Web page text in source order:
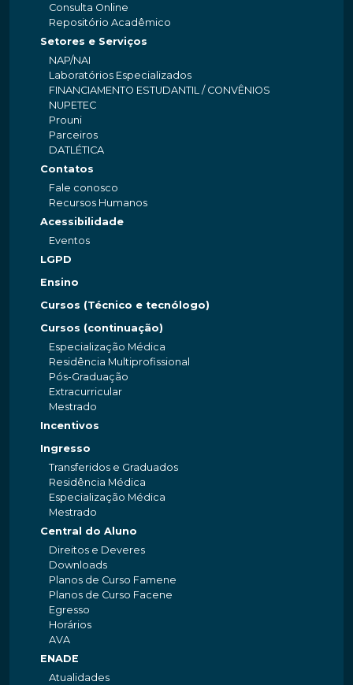
Consulta Online
Repositório Acadêmico
Setores e Serviços
NAP/NAI
Laboratórios Especializados
FINANCIAMENTO ESTUDANTIL / CONVÊNIOS
NUPETEC
Prouni
Parceiros
DATLÉTICA
Contatos
Fale conosco
Recursos Humanos
Acessibilidade
Eventos
LGPD
Ensino
Cursos (Técnico e tecnólogo)
Cursos (continuação)
Especialização Médica
Residência Multiprofissional
Pós-Graduação
Extracurricular
Mestrado
Incentivos
Ingresso
Transferidos e Graduados
Residência Médica
Especialização Médica
Mestrado
Central do Aluno
Direitos e Deveres
Downloads
Planos de Curso Famene
Planos de Curso Facene
Egresso
Horários
AVA
ENADE
Atualidades